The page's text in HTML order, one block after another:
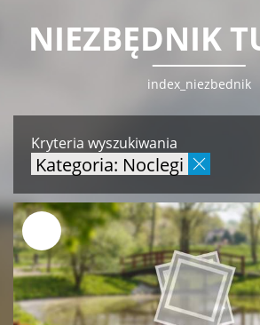
NIEZBĘDNIK
index_niezbednik
Kryteria wyszukiwania
Kategoria: Noclegi